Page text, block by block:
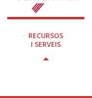
RECURSOS
I SERVEIS